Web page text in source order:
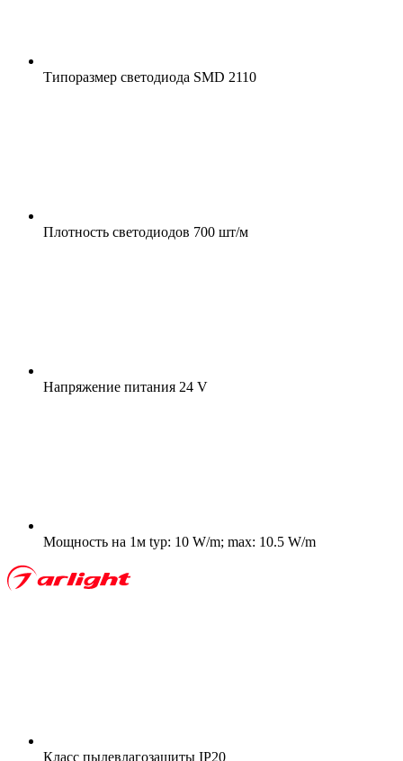
Типоразмер светодиода SMD 2110
Плотность светодиодов 700 шт/м
Напряжение питания 24 V
Мощность на 1м typ: 10 W/m; max: 10.5 W/m
Класс пылевлагозащиты IP20